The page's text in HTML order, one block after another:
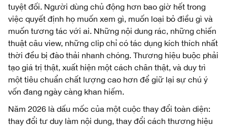
tuyệt đối. Người dùng chủ động hơn bao giờ hết trong
việc quyết định họ muốn xem gì, muốn loại bỏ điều gì và
muốn tương tác với ai. Những nội dung rác, những chiến
thuật câu view, những clip chỉ có tác dụng kích thích nhất
thời đều bị đào thải nhanh chóng. Thương hiệu buộc phải
tạo giá trị thật, xuất hiện một cách chân thật, và duy trì
một tiêu chuẩn chất lượng cao hơn để giữ lại sự chú ý
vốn đang ngày càng khan hiếm.
Năm 2026 là dấu mốc của một cuộc thay đổi toàn diện:
thay đổi tư duy làm nội dung, thay đổi cách thương hiệu